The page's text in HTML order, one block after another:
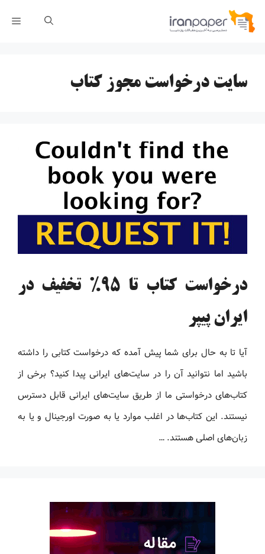
پرش
سایت درخواست مجوز کتاب
درخواست کتاب تا 95% تخفیف در
ایران پیپر
آیا تا به حال برای شما پیش آمده که درخواست کتابی را داشته
باشید اما نتوانید آن را در سایت‌های ایرانی پیدا کنید؟ برخی از
کتاب‌های درخواستی ما از طریق سایت‌های ایرانی قابل دسترس
نیستند. این کتاب‌ها در اغلب موارد یا به صورت اورجینال و یا به
زبان‌های اصلی هستند. …